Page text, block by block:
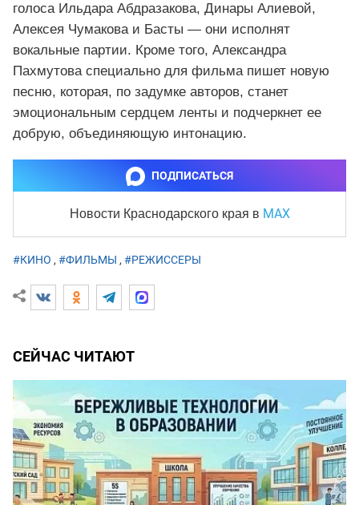
голоса Ильдара Абдразакова, Динары Алиевой,
Алексея Чумакова и Басты — они исполнят
вокальные партии. Кроме того, Александра
Пахмутова специально для фильма пишет новую
песню, которая, по задумке авторов, станет
эмоциональным сердцем ленты и подчеркнет ее
добрую, объединяющую интонацию.
ПОДПИСАТЬСЯ
Новости Краснодарского края в MAX
#КИНО , #ФИЛЬМЫ , #РЕЖИССЕРЫ
СЕЙЧАС ЧИТАЮТ